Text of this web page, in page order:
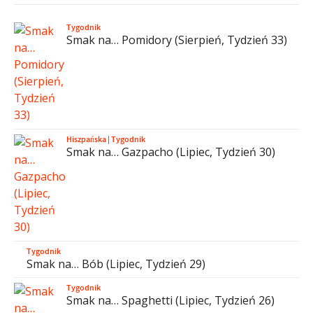
Tygodnik
Smak na… Pomidory (Sierpień, Tydzień 33)
Hiszpańska|Tygodnik
Smak na… Gazpacho (Lipiec, Tydzień 30)
Tygodnik
Smak na… Bób (Lipiec, Tydzień 29)
Tygodnik
Smak na… Spaghetti (Lipiec, Tydzień 26)